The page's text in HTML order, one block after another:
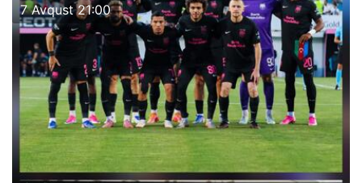
7 Avqust 21:00